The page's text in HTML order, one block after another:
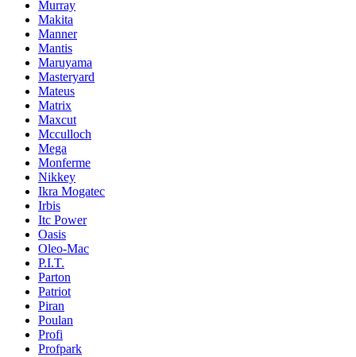
Murray
Makita
Manner
Mantis
Maruyama
Masteryard
Mateus
Matrix
Maxcut
Mcculloch
Mega
Monferme
Nikkey
Ikra Mogatec
Irbis
Itc Power
Oasis
Oleo-Mac
P.I.T.
Parton
Patriot
Piran
Poulan
Profi
Profpark